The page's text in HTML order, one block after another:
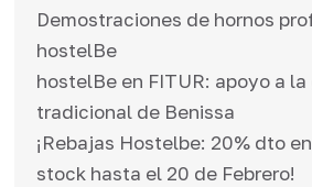
Demostraciones de hornos
hostelBe
hostelBe en FITUR: apoyo a
tradicional de Benissa
¡Rebajas Hostelbe: 20% dto
stock hasta el 20 de Febrero!